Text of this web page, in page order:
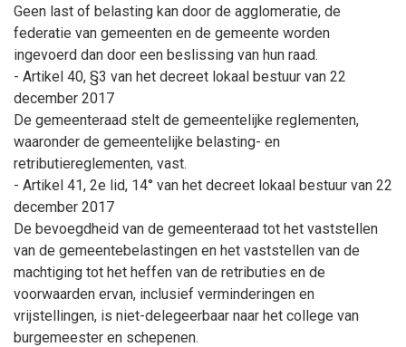
Geen last of belasting kan door de agglomeratie, de
federatie van gemeenten en de gemeente worden
ingevoerd dan door een beslissing van hun raad.
- Artikel 40, §3 van het decreet lokaal bestuur van 22
december 2017
De gemeenteraad stelt de gemeentelijke reglementen,
waaronder de gemeentelijke belasting- en
retributiereglementen, vast.
- Artikel 41, 2e lid, 14° van het decreet lokaal bestuur van 22
december 2017
De bevoegdheid van de gemeenteraad tot het vaststellen
van de gemeentebelastingen en het vaststellen van de
machtiging tot het heffen van de retributies en de
voorwaarden ervan, inclusief verminderingen en
vrijstellingen, is niet-delegeerbaar naar het college van
burgemeester en schepenen.